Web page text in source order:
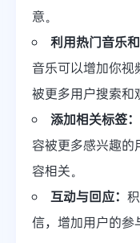
意。
利用热门音乐和
音乐可以增加你视
被更多用户搜索和
添加相关标签：
容被更多感兴趣的
容相关。
互动与回应：
信，增加用户的参